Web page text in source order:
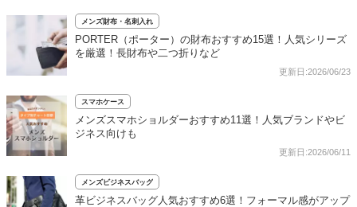
メンズ財布・名刺入れ
PORTER（ポーター）の財布おすすめ15選！人気シリーズ
を厳選！長財布や二つ折りなど
更新日:2026/06/23
スマホケース
メンズスマホショルダーおすすめ11選！人気ブランドやビ
ジネス向けも
更新日:2026/06/11
メンズビジネスバッグ
革ビジネスバッグ人気おすすめ6選！フォーマル感がアップ